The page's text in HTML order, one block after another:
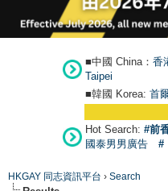
■中國 China： 香
Taipei
■韓國 Korea: 首
Hot Search: #前
國泰男男廣告
#
HKGAY 同志資訊平台 › Search